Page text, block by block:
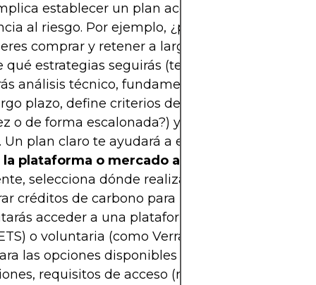
establecer un plan acorde a tus objetivos y
al riesgo. Por ejemplo, ¿planeas hacer
comprar y retener a largo plazo? Si optas
qué estrategias seguirás (tendencial,
análisis técnico, fundamental, o ambos. Si tu
plazo, define criterios de entrada
o de forma escalonada?) y condiciones de
Un plan claro te ayudará a evitar decisiones
plataforma o mercado adecuado:
selecciona dónde realizarás las operaciones.
créditos de carbono para invertir a largo plazo,
acceder a una plataforma regulada (como
o voluntaria (como Verra) que opere en tu
las opciones disponibles en términos de
requisitos de acceso (registro, verificación)